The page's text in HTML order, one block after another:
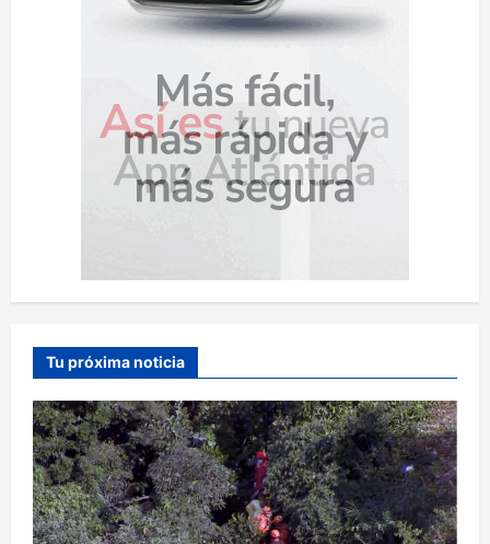
Tu próxima noticia